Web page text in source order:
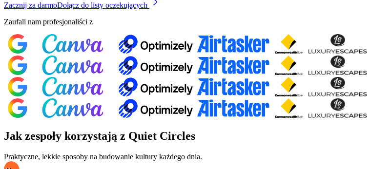
Zacznij za darmoDołącz do listy oczekujących
Zaufali nam profesjonaliści z
Jak zespoły korzystają z Quiet Circles
Praktyczne, lekkie sposoby na budowanie kultury każdego dnia.